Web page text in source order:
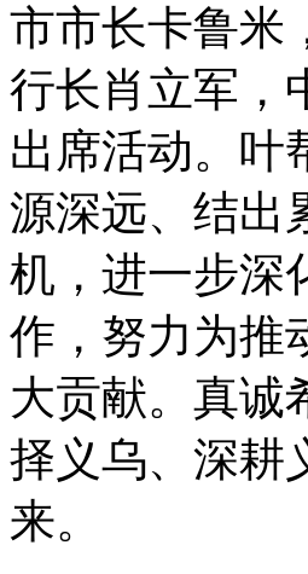
市市长卡鲁米
行长肖立军，
出席活动。叶
源深远、结出
机，进一步深
作，努力为推
大贡献。真诚
择义乌、深耕
来。